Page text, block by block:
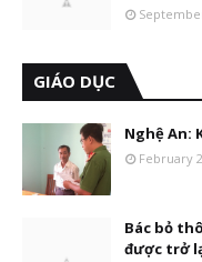
GIÁO DỤC
Nghệ An:
February
Bác bỏ
được trở